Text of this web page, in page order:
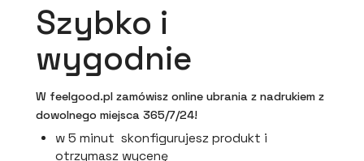
Szybko i
wygodnie
W feelgood.pl zamówisz online ubrania z nadrukiem z
dowolnego miejsca 365/7/24!
w 5 minut skonfigurujesz produkt i
otrzymasz wycenę